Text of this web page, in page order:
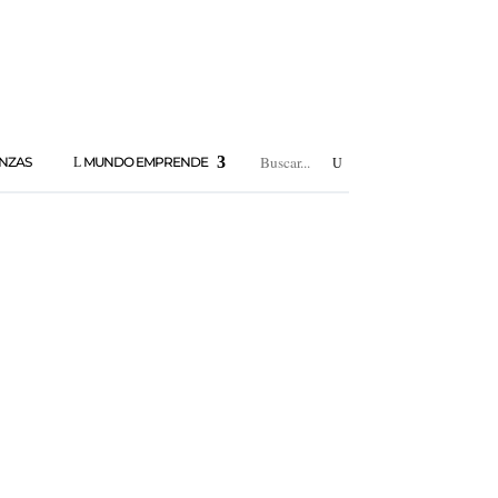
MUNDO EMPRENDE BUSCAR: